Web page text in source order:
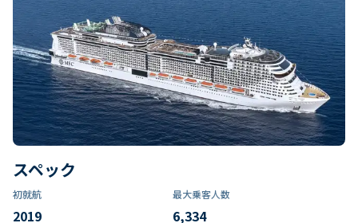
スペック
初就航
2019
最大乗客人数
6,334